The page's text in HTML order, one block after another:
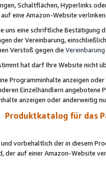
Schaltflächen, Hyperlinks
eine Amazon-Website
uns eine schriftliche
der Vereinbarung,
Verstoß gegen die Vereinbarung
hat darf Ihre Website nicht
Programminhalte anzeigen
Einzelhändlern
anzeigen oder anderweitig
Produktkatalog für das
vorbehaltlich der in diesem
der auf einer Amazon-Website